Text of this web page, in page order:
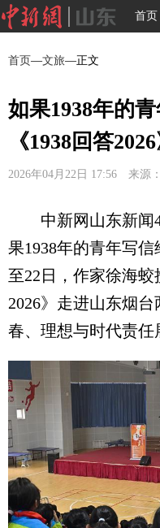
首页
首页—文旅—正文
如果1938年的
《1938回答
2026年04月22日 17:56 来源
中新网山东新闻4
果1938年的青年写
至22日，作家徐海
2026》走进山东烟
春、理想与时代责任